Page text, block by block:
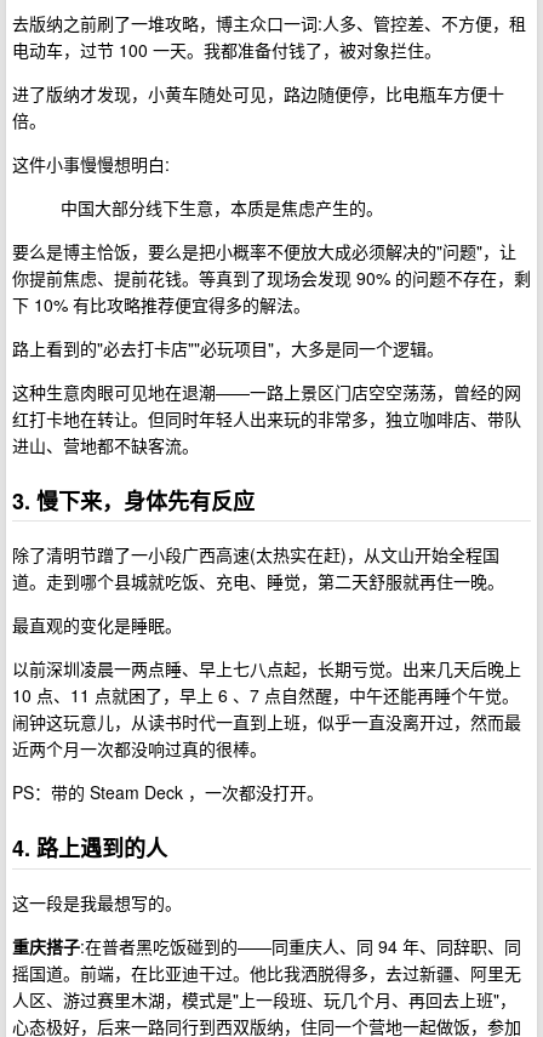
去版纳之前刷了一堆攻略，博主众口一词:人多、管控差、不方便，租
电动车，过节 100 一天。我都准备付钱了，被对象拦住。
进了版纳才发现，小黄车随处可见，路边随便停，比电瓶车方便十
倍。
这件小事慢慢想明白:
中国大部分线下生意，本质是焦虑产生的。
要么是博主恰饭，要么是把小概率不便放大成必须解决的"问题"，让
你提前焦虑、提前花钱。等真到了现场会发现 90% 的问题不存在，剩
下 10% 有比攻略推荐便宜得多的解法。
路上看到的"必去打卡店""必玩项目"，大多是同一个逻辑。
这种生意肉眼可见地在退潮——一路上景区门店空空荡荡，曾经的网
红打卡地在转让。但同时年轻人出来玩的非常多，独立咖啡店、带队
进山、营地都不缺客流。
3. 慢下来，身体先有反应
除了清明节蹭了一小段广西高速(太热实在赶)，从文山开始全程国
道。走到哪个县城就吃饭、充电、睡觉，第二天舒服就再住一晚。
最直观的变化是睡眠。
以前深圳凌晨一两点睡、早上七八点起，长期亏觉。出来几天后晚上
10 点、11 点就困了，早上 6 、7 点自然醒，中午还能再睡个午觉。
闹钟这玩意儿，从读书时代一直到上班，似乎一直没离开过，然而最
近两个月一次都没响过真的很棒。
PS：带的 Steam Deck ，一次都没打开。
4. 路上遇到的人
这一段是我最想写的。
重庆搭子:在普者黑吃饭碰到的——同重庆人、同 94 年、同辞职、同
摇国道。前端，在比亚迪干过。他比我洒脱得多，去过新疆、阿里无
人区、游过赛里木湖，模式是"上一段班、玩几个月、再回去上班"，
心态极好，后来一路同行到西双版纳，住同一个营地一起做饭，参加